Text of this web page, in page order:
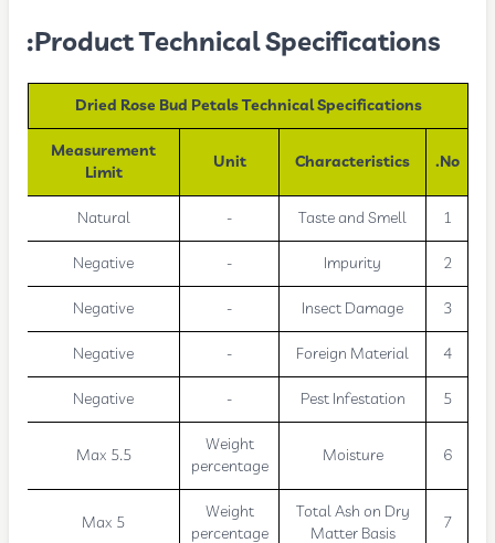
Product Technical Specifications:
Dried Rose Bud Petals Technical Specifications
No.
Characteristics
Unit
Measurement
Limit
1
Taste and Smell
-
Natural
2
Impurity
-
Negative
3
Insect Damage
-
Negative
4
Foreign Material
-
Negative
5
Pest Infestation
-
Negative
6
Moisture
Weight
percentage
Max 5.5
7
Total Ash on Dry
Matter Basis
Weight
percentage
Max 5